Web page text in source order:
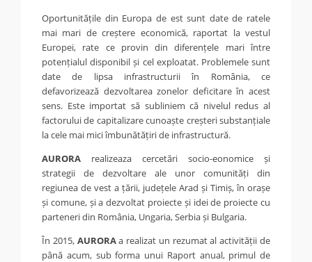
Oportunitățile din Europa de est sunt date de ratele
mai mari de creștere economică, raportat la vestul
Europei, rate ce provin din diferențele mari între
potențialul disponibil și cel exploatat. Problemele sunt
date de lipsa infrastructurii în România, ce
defavorizează dezvoltarea zonelor deficitare în acest
sens. Este importat să subliniem că nivelul redus al
factorului de capitalizare cunoaște creșteri substanțiale
la cele mai mici îmbunătățiri de infrastructură.
AURORA realizeaza cercetări socio-eonomice și
strategii de dezvoltare ale unor comunități din
regiunea de vest a țării, județele Arad și Timiș, în orașe
și comune, și a dezvoltat proiecte și idei de proiecte cu
parteneri din România, Ungaria, Serbia și Bulgaria.
În 2015, AURORAa realizat un rezumat al activității de
până acum, sub forma unui Raport anual, primul de